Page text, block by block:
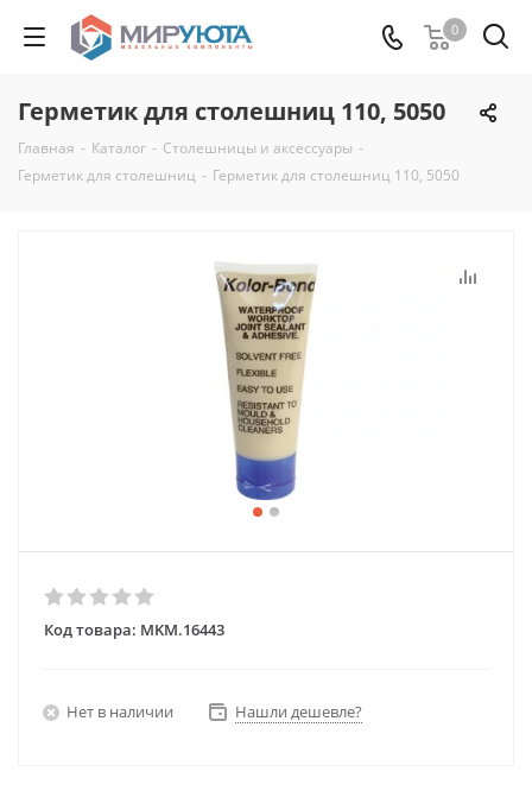
0
Герметик для столешниц 110, 5050
Главная - Каталог - Столешницы и аксессуары -
Герметик для столешниц - Герметик для столешниц 110, 5050
Код товара: MKM.16443
Нет в наличии Нашли дешевле?